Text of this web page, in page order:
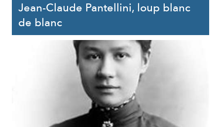
Jean-Claude Pantellini, loup blanc
de blanc